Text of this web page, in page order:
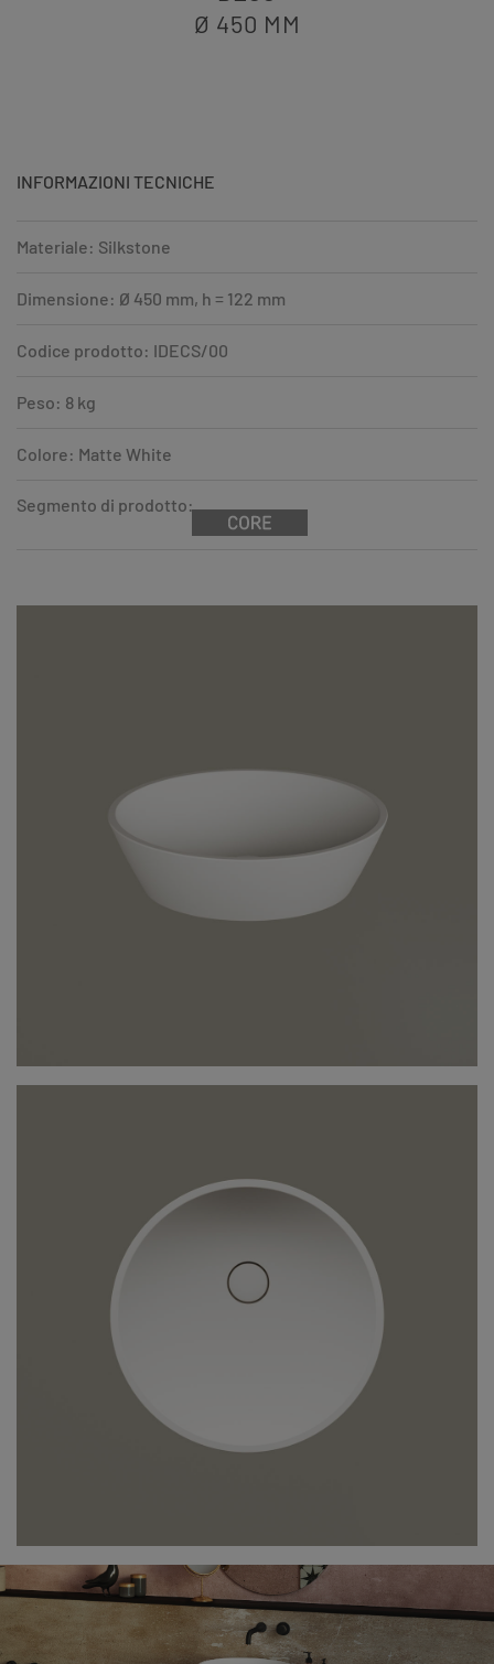
Ø 450 MM
INFORMAZIONI TECNICHE
Materiale: Silkstone
Dimensione: Ø 450 mm, h = 122 mm
Codice prodotto: IDECS/00
Peso: 8 kg
Colore: Matte White
Segmento di prodotto: